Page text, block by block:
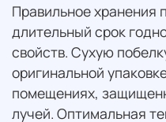
Правильное хранения
длительный срок
свойств. Сухую
оригинальной
помещениях,
лучей. Оптимальная